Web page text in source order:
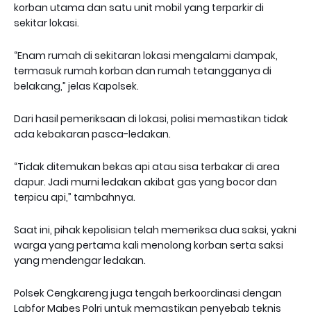
korban utama dan satu unit mobil yang terparkir di
sekitar lokasi.
“Enam rumah di sekitaran lokasi mengalami dampak,
termasuk rumah korban dan rumah tetangganya di
belakang,” jelas Kapolsek.
Dari hasil pemeriksaan di lokasi, polisi memastikan tidak
ada kebakaran pasca-ledakan.
“Tidak ditemukan bekas api atau sisa terbakar di area
dapur. Jadi murni ledakan akibat gas yang bocor dan
terpicu api,” tambahnya.
Saat ini, pihak kepolisian telah memeriksa dua saksi, yakni
warga yang pertama kali menolong korban serta saksi
yang mendengar ledakan.
Polsek Cengkareng juga tengah berkoordinasi dengan
Labfor Mabes Polri untuk memastikan penyebab teknis